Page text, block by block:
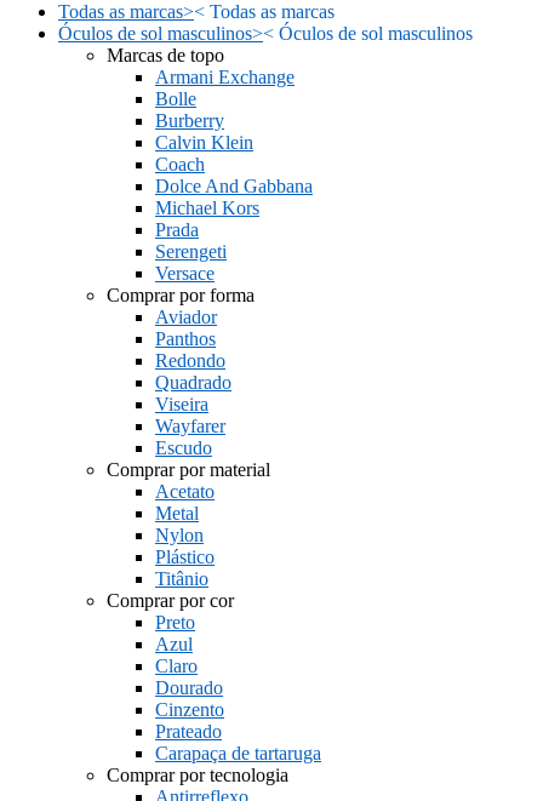
Todas as marcas>< Todas as marcas
Óculos de sol masculinos>< Óculos de sol masculinos
Marcas de topo
Armani Exchange
Bolle
Burberry
Calvin Klein
Coach
Dolce And Gabbana
Michael Kors
Prada
Serengeti
Versace
Comprar por forma
Aviador
Panthos
Redondo
Quadrado
Viseira
Wayfarer
Escudo
Comprar por material
Acetato
Metal
Nylon
Plástico
Titânio
Comprar por cor
Preto
Azul
Claro
Dourado
Cinzento
Prateado
Carapaça de tartaruga
Comprar por tecnologia
Antirreflexo